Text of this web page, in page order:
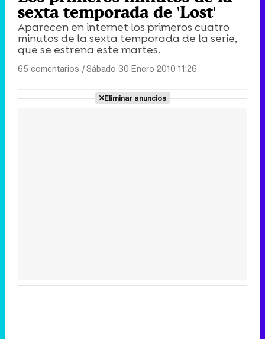
sexta temporada de 'Lost'
Aparecen en internet los primeros cuatro
minutos de la sexta temporada de la serie,
que se estrena este martes.
65 comentarios |Sábado 30 Enero 2010 11:26
Eliminar anuncios